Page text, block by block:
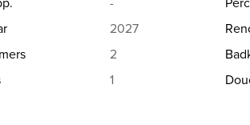
de gemeenschappelijke fietsenberging op
samengestelde keuzebudgetten
te personaliseren.
-
2027
2
1